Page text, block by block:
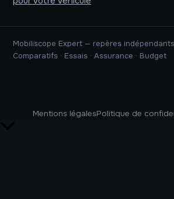
Mobiliscope Expert — repères
Comparatifs · Essais · Assurance · Budget
Mentions légalesPolitique de